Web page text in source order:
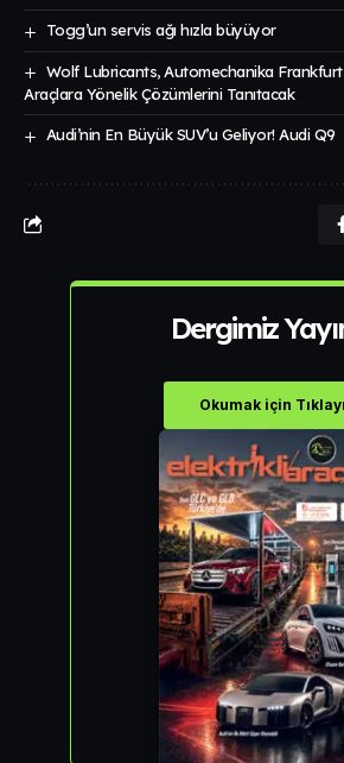
Togg’un servis ağı hızla büyüyor
Wolf Lubricants, Automechanika Frankfurt
Araçlara Yönelik Çözümlerini Tanıtacak
Audi’nin En Büyük SUV’u Geliyor! Audi Q9
Dergimiz
Okumak için